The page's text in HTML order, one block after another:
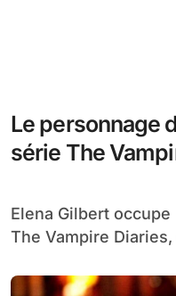
Le personnage
série The
Elena Gilbert occupe une place centrale dans
The Vampire